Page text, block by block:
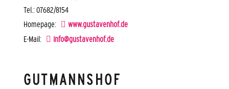
Tel.: 07682/8154
Homepage:
www.gustavenhof.de
E-Mail:
info@gustavenhof.de
GUTMANNSHOF